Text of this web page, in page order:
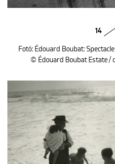
14
Fotó: Édouard Boubat:
© Édouard Boubat Estate /